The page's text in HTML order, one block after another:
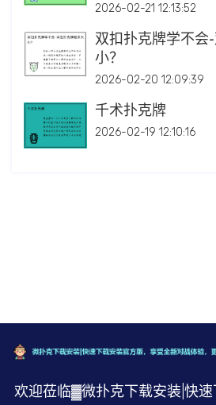
2026-02-21 12:13:52
双扣扑克牌学不会
小？
2026-02-20 12:09:39
千术扑克牌
2026-02-19 12:10:16
欢迎莅临▓微扑克下载安装|快